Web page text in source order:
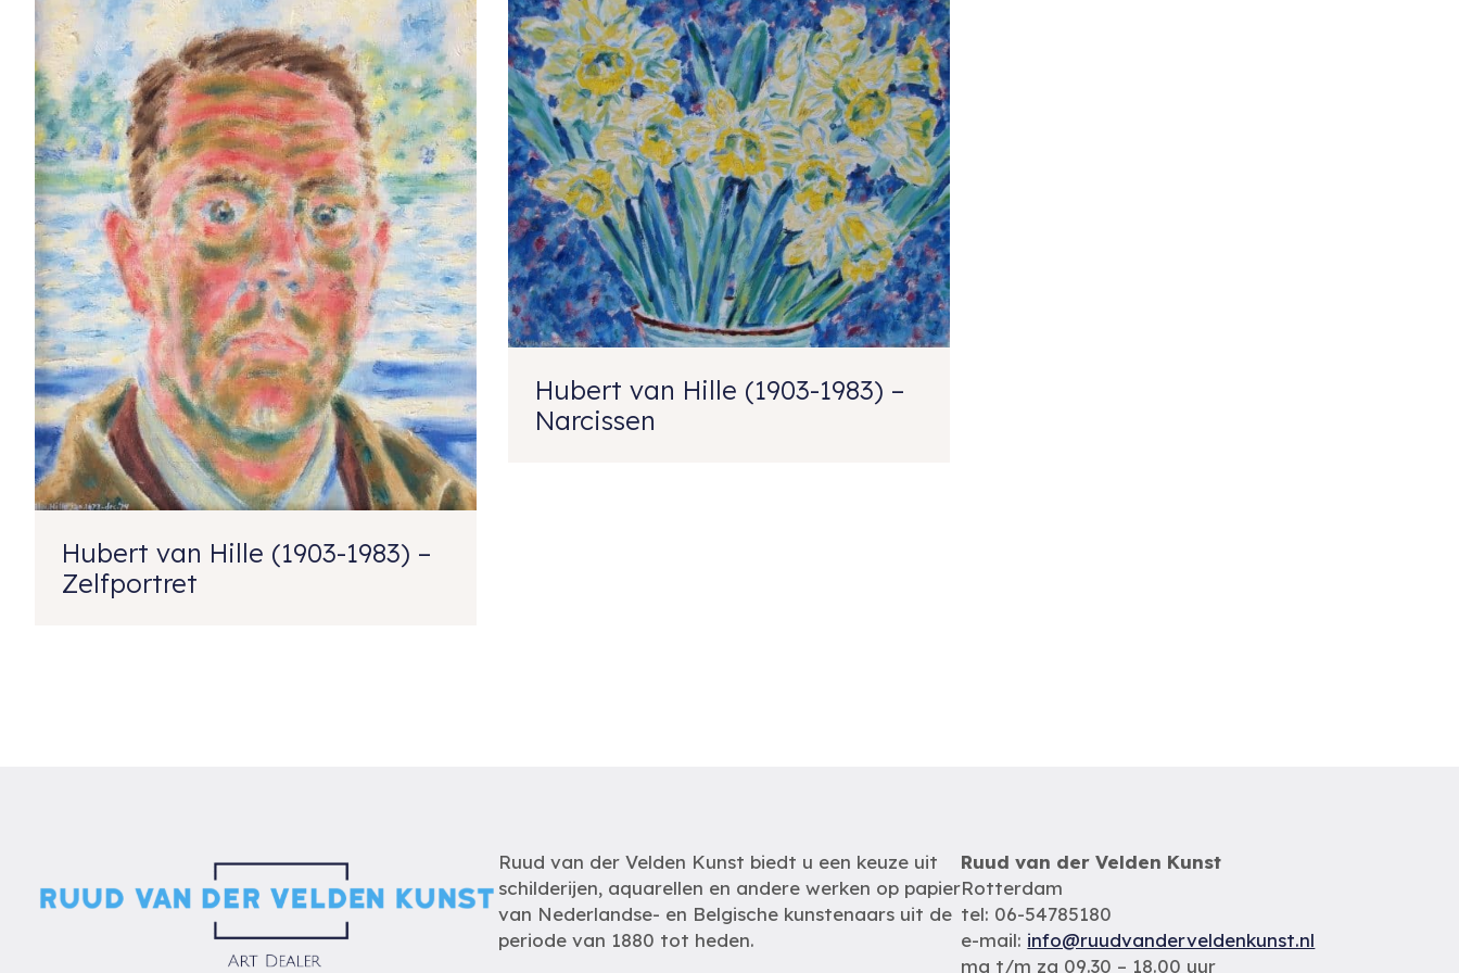
Hubert van Hille (1903-1983) –
Zelfportret
Hubert van Hille (1903-1983) –
Narcissen
Ruud van der Velden Kunst biedt u een keuze uit
schilderijen, aquarellen en andere werken op papier
van Nederlandse- en Belgische kunstenaars uit de
periode van 1880 tot heden.
Ruud van der Velden Kunst
Rotterdam
tel: 06-54785180
e-mail: info@ruudvanderveldenkunst.nl
ma t/m za 09.30 – 18.00 uur